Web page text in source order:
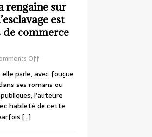
rengaine sur
est
de commerce
Off
parle, avec fougue
ses romans ou
l’auteure
habileté de cette
[…]